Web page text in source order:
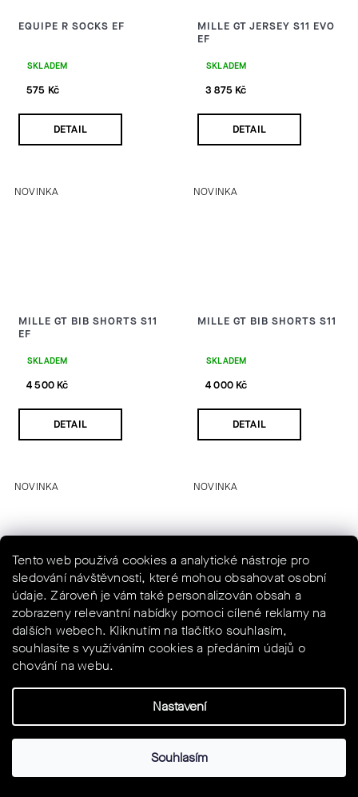
Tento web používá cookies a analytické nástroje pro
sledování návštěvnosti, které mohou obsahovat osobní
údaje. Zároveň je vám také personalizován obsah a
zobrazeny relevantní nabídky pomoci cílené reklamy na
dalších webech. Kliknutím na tlačítko souhlasím,
souhlasíte s využíváním cookies a předáním údajů o
chování na webu.
Nastavení
Souhlasím
EQUIPE R SOCKS EF
SKLADEM
575 Kč
DETAIL
MILLE GT JERSEY S11 EVO
EF
SKLADEM
3 875 Kč
DETAIL
NOVINKA
MILLE GT BIB SHORTS S11
EF
SKLADEM
4 500 Kč
DETAIL
NOVINKA
MILLE GT BIB SHORTS S11
SKLADEM
4 000 Kč
DETAIL
NOVINKA
MILLE GT BIB SHORTS S11
SKLADEM
NOVINKA
MILLE GT BIB SHORTS S11
SKLADEM